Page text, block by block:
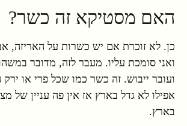
האם מסטיקא זה כשר?
כן. לא זוכרת אם יש כשרות על האריזה,
ואני סומכת עליו. מעבר לזה, מדובר
ועובר ייבוש. זה כשר כמו שכל פרי או
אפילו לא גדל בארץ אז אין פה עניין של
בארץ.